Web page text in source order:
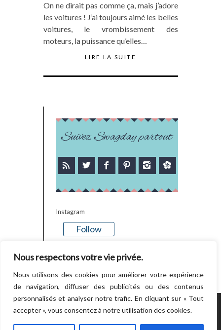
Nous respectons votre vie privée.
Nous utilisons des cookies pour améliorer votre expérience
de navigation, diffuser des publicités ou des contenus
personnalisés et analyser notre trafic. En cliquant sur « Tout
accepter », vous consentez à notre utilisation des cookies.
On ne dirait pas comme ça, mais j’adore
les voitures ! J’ai toujours aimé les belles
voitures, le vrombissement des
moteurs, la puissance qu’elles…
LIRE LA SUITE
Suivez Swagday partout
Instagram
Follow
POWERED BY WORDPRESS.CREATED BY
THEMESINDEP